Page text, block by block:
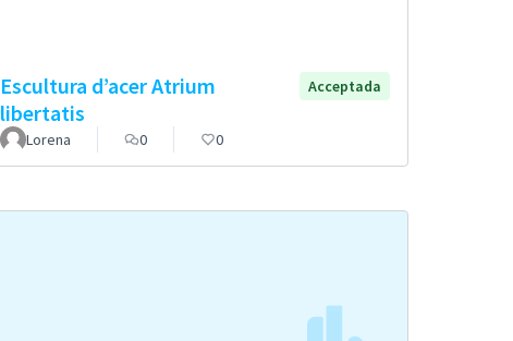
Escultura d’acer Atrium
libertatis
Acceptada
Lorena 0 0